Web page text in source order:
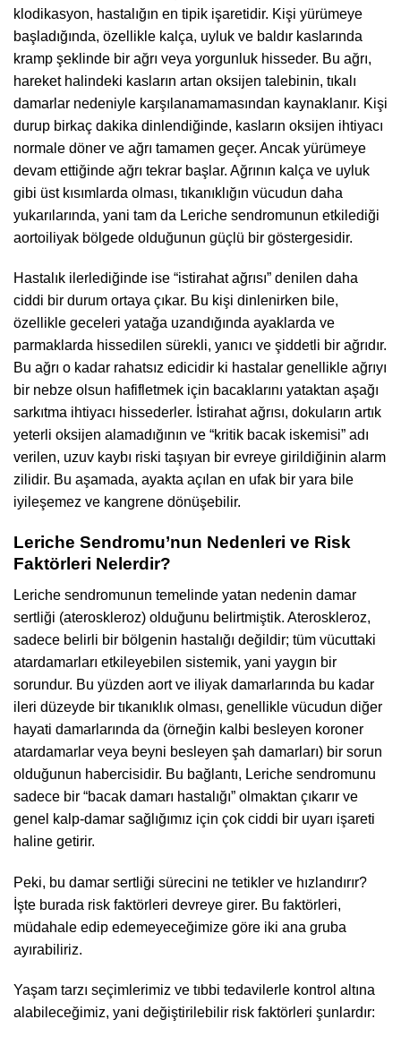
klodikasyon, hastalığın en tipik işaretidir. Kişi yürümeye
başladığında, özellikle kalça, uyluk ve baldır kaslarında
kramp şeklinde bir ağrı veya yorgunluk hisseder. Bu ağrı,
hareket halindeki kasların artan oksijen talebinin, tıkalı
damarlar nedeniyle karşılanamamasından kaynaklanır. Kişi
durup birkaç dakika dinlendiğinde, kasların oksijen ihtiyacı
normale döner ve ağrı tamamen geçer. Ancak yürümeye
devam ettiğinde ağrı tekrar başlar. Ağrının kalça ve uyluk
gibi üst kısımlarda olması, tıkanıklığın vücudun daha
yukarılarında, yani tam da Leriche sendromunun etkilediği
aortoiliyak bölgede olduğunun güçlü bir göstergesidir.
Hastalık ilerlediğinde ise “istirahat ağrısı” denilen daha
ciddi bir durum ortaya çıkar. Bu kişi dinlenirken bile,
özellikle geceleri yatağa uzandığında ayaklarda ve
parmaklarda hissedilen sürekli, yanıcı ve şiddetli bir ağrıdır.
Bu ağrı o kadar rahatsız edicidir ki hastalar genellikle ağrıyı
bir nebze olsun hafifletmek için bacaklarını yataktan aşağı
sarkıtma ihtiyacı hissederler. İstirahat ağrısı, dokuların artık
yeterli oksijen alamadığının ve “kritik bacak iskemisi” adı
verilen, uzuv kaybı riski taşıyan bir evreye girildiğinin alarm
zilidir. Bu aşamada, ayakta açılan en ufak bir yara bile
iyileşemez ve kangrene dönüşebilir.
Leriche Sendromu’nun Nedenleri ve Risk
Faktörleri Nelerdir?
Leriche sendromunun temelinde yatan nedenin damar
sertliği (ateroskleroz) olduğunu belirtmiştik. Ateroskleroz,
sadece belirli bir bölgenin hastalığı değildir; tüm vücuttaki
atardamarları etkileyebilen sistemik, yani yaygın bir
sorundur. Bu yüzden aort ve iliyak damarlarında bu kadar
ileri düzeyde bir tıkanıklık olması, genellikle vücudun diğer
hayati damarlarında da (örneğin kalbi besleyen koroner
atardamarlar veya beyni besleyen şah damarları) bir sorun
olduğunun habercisidir. Bu bağlantı, Leriche sendromunu
sadece bir “bacak damarı hastalığı” olmaktan çıkarır ve
genel kalp-damar sağlığımız için çok ciddi bir uyarı işareti
haline getirir.
Peki, bu damar sertliği sürecini ne tetikler ve hızlandırır?
İşte burada risk faktörleri devreye girer. Bu faktörleri,
müdahale edip edemeyeceğimize göre iki ana gruba
ayırabiliriz.
Yaşam tarzı seçimlerimiz ve tıbbi tedavilerle kontrol altına
alabileceğimiz, yani değiştirilebilir risk faktörleri şunlardır: